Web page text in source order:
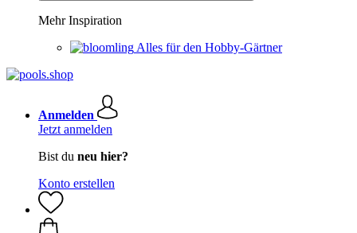
Mehr Inspiration
Alles für den Hobby-Gärtner
Anmelden
Jetzt anmelden
Bist du neu hier?
Konto erstellen